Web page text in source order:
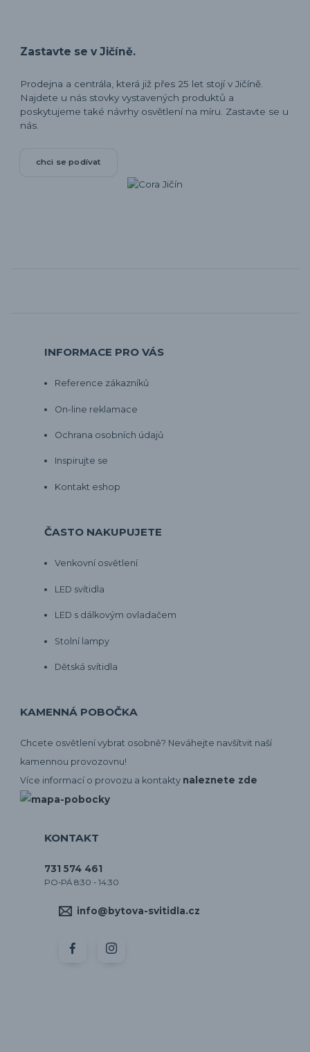
Zastavte se v Jičíně.
Prodejna a centrála, která již přes 25 let stojí v Jičíně.
Najdete u nás stovky vystavených produktů a
poskytujeme také návrhy osvětlení na míru. Zastavte se u
nás.
chci se podívat
INFORMACE PRO VÁS
Reference zákazníků
On-line reklamace
Ochrana osobních údajů
Inspirujte se
Kontakt eshop
ČASTO NAKUPUJETE
Venkovní osvětlení
LED svítidla
LED s dálkovým ovladačem
Stolní lampy
Dětská svítidla
KAMENNÁ POBOČKA
Chcete osvětlení vybrat osobně? Neváhejte navšítvit naší
kamennou provozovnu!
Více informací o provozu a kontakty naleznete zde
KONTAKT
731 574 461
PO-PÁ 8:30 - 14:30
info@bytova-svitidla.cz